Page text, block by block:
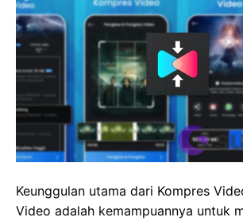
Keunggulan utama dari Kompres
Video adalah kemampuannya untuk